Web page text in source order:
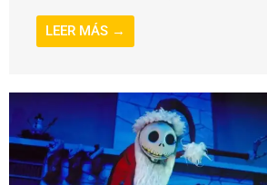
LEER MÁS →